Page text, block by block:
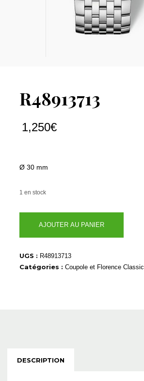
R48913713
1,250€
Ø 30 mm
1 en stock
R48913713
AJOUTER AU PANIER
UGS : R48913713
Catégories : Coupole et Florence Classic
DESCRIPTION